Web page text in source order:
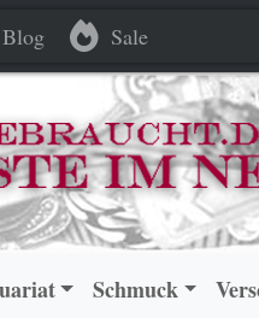
Blog Sale
Schmuck
versilbert
versilbert